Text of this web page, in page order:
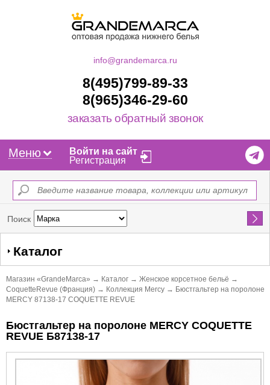
info@grandemarca.ru
8(495)799-89-33
8(965)346-29-60
заказать обратный звонок
Меню
Войти на сайт
Регистрация
Поиск Найти
Каталог
Магазин «GrandeMarca» → Каталог → Женское корсетное бельё →
CoquetteRevue (Франция) → Коллекция Mercy → Бюстгальтер на поролоне
MERCY 87138-17 COQUETTE REVUE
Бюстгальтер на поролоне MERCY COQUETTE
REVUE Б87138-17